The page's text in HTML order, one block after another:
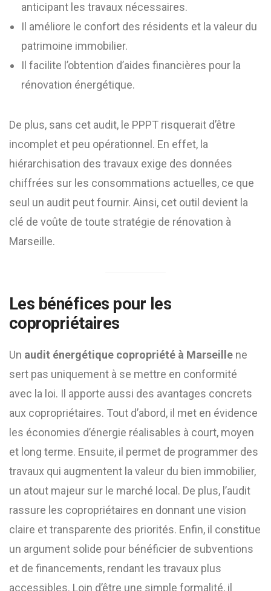
anticipant les travaux nécessaires.
Il améliore le confort des résidents et la valeur du
patrimoine immobilier.
Il facilite l’obtention d’aides financières pour la
rénovation énergétique.
De plus, sans cet audit, le PPPT risquerait d’être
incomplet et peu opérationnel. En effet, la
hiérarchisation des travaux exige des données
chiffrées sur les consommations actuelles, ce que
seul un audit peut fournir. Ainsi, cet outil devient la
clé de voûte de toute stratégie de rénovation à
Marseille.
Les bénéfices pour les
copropriétaires
Un audit énergétique copropriété à Marseille ne
sert pas uniquement à se mettre en conformité
avec la loi. Il apporte aussi des avantages concrets
aux copropriétaires. Tout d’abord, il met en évidence
les économies d’énergie réalisables à court, moyen
et long terme. Ensuite, il permet de programmer des
travaux qui augmentent la valeur du bien immobilier,
un atout majeur sur le marché local. De plus, l’audit
rassure les copropriétaires en donnant une vision
claire et transparente des priorités. Enfin, il constitue
un argument solide pour bénéficier de subventions
et de financements, rendant les travaux plus
accessibles. Loin d’être une simple formalité, il